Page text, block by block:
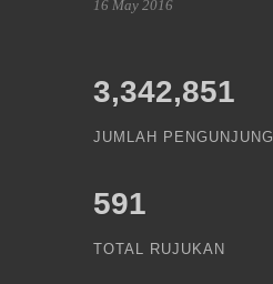
16 May 2016
3,342,851
JUMLAH PENGUNJUNG
591
TOTAL RUJUKAN